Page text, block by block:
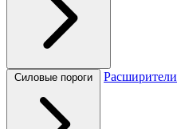
Силовые пороги Расширители